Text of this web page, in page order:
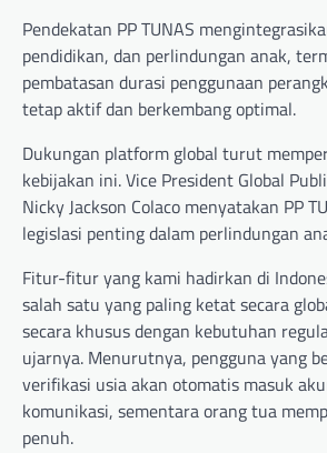
Pendekatan PP TUNAS
pendidikan, dan perlindungan anak,
pembatasan durasi penggunaan
tetap aktif dan berkembang optimal.
Dukungan platform global turut
kebijakan ini. Vice President Global
Nicky Jackson Colaco menyatakan PP
legislasi penting dalam perlindungan
Fitur-fitur yang kami hadirkan di
salah satu yang paling ketat secara
secara khusus dengan kebutuhan
ujarnya. Menurutnya, pengguna yang
verifikasi usia akan otomatis masuk
komunikasi, sementara orang tua
penuh.